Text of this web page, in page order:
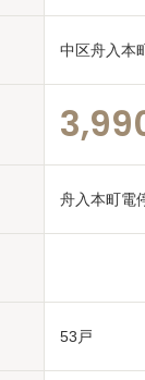
中区舟入本
舟入本町電
53戸